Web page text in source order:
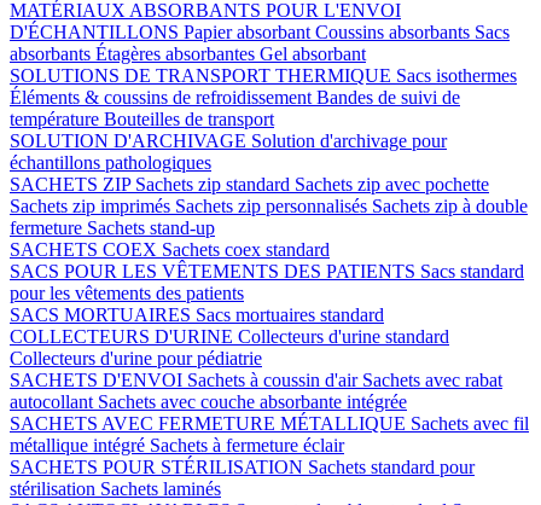
MATÉRIAUX ABSORBANTS POUR L'ENVOI
D'ÉCHANTILLONS Papier absorbant Coussins absorbants Sacs
absorbants Étagères absorbantes Gel absorbant
SOLUTIONS DE TRANSPORT THERMIQUE Sacs isothermes
Éléments & coussins de refroidissement Bandes de suivi de
température Bouteilles de transport
SOLUTION D'ARCHIVAGE Solution d'archivage pour
échantillons pathologiques
SACHETS ZIP Sachets zip standard Sachets zip avec pochette
Sachets zip imprimés Sachets zip personnalisés Sachets zip à double
fermeture Sachets stand-up
SACHETS COEX Sachets coex standard
SACS POUR LES VÊTEMENTS DES PATIENTS Sacs standard
pour les vêtements des patients
SACS MORTUAIRES Sacs mortuaires standard
COLLECTEURS D'URINE Collecteurs d'urine standard
Collecteurs d'urine pour pédiatrie
SACHETS D'ENVOI Sachets à coussin d'air Sachets avec rabat
autocollant Sachets avec couche absorbante intégrée
SACHETS AVEC FERMETURE MÉTALLIQUE Sachets avec fil
métallique intégré Sachets à fermeture éclair
SACHETS POUR STÉRILISATION Sachets standard pour
stérilisation Sachets laminés